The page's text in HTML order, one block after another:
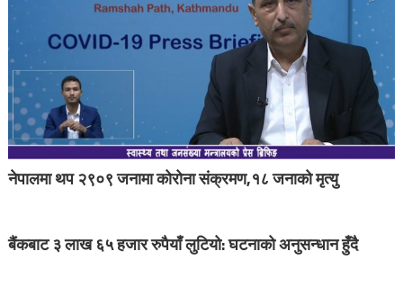
नेपालमा थप २९०९ जनामा कोरोना संक्रमण,१८ जनाको मृत्यु
बैंकबाट ३ लाख ६५ हजार रुपैयाँ लुटियो: घटनाको अनुसन्धान हुँदै